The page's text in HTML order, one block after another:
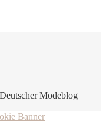
Modeblog
Banner